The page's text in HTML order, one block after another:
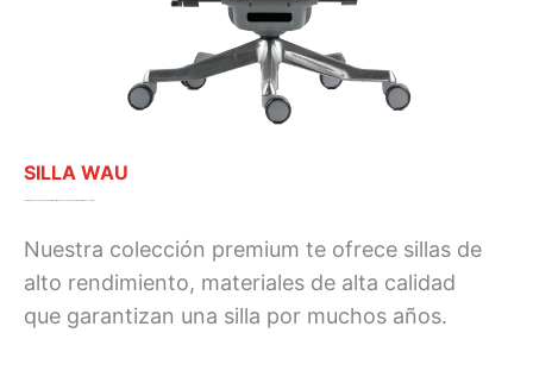
SILLA WAU
Nuestra colección premium te ofrece sillas de
alto rendimiento, materiales de alta calidad
que garantizan una silla por muchos años.